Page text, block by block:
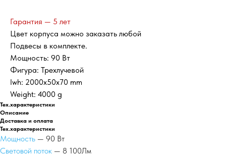
Гарантия — 5 лет
Цвет корпуса можно заказать любой
Подвесы в комплекте.
Мощность: 90 Вт
Фигура: Трехлучевой
lwh: 2000x50x70 mm
Weight: 4000 g
Тех.характеристики
Описание
Доставка и оплата
Тех.характеристики
Мощность — 90 Вт
Световой поток — 8 100Лм